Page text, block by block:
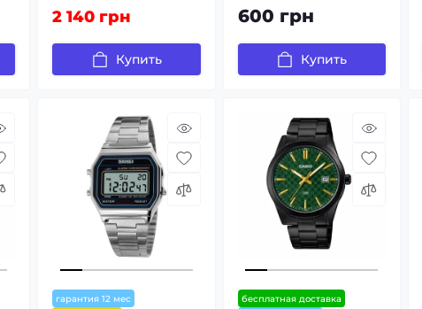
2 140 грн
Купить
600 грн
Купить
гарантия 12 мес
бесплатная доставка